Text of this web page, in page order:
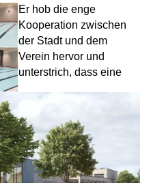
Er hob die enge
Kooperation zwischen
der Stadt und dem
Verein hervor und
unterstrich, dass eine